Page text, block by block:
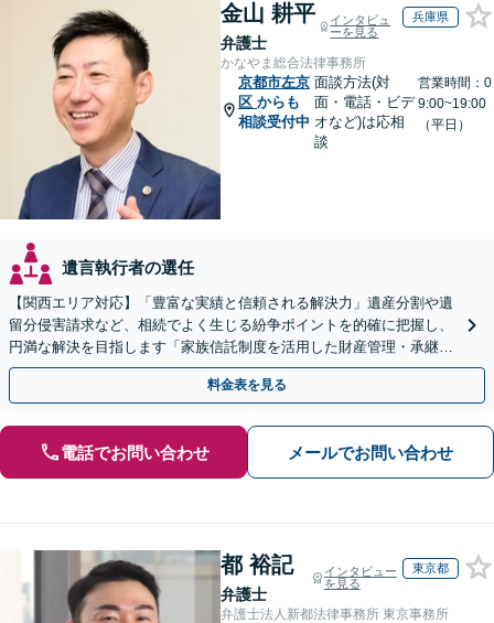
金山 耕平
弁護士
インタビュ
ーを見る
兵庫県
かなやま総合法律事務所
京都市左京
区 からも
相談受付中
面談方法(対
面・電話・ビデ
オなど)は応相
談
営業時間：0
9:00~19:00
（平日）
遺言執行者の選任
【関西エリア対応】「豊富な実績と信頼される解決力」遺産分割や遺
留分侵害請求など、相続でよく生じる紛争ポイントを的確に把握し、
円満な解決を目指します「家族信託制度を活用した財産管理・承継プ
ランのご提案」「次世代へ想いを託す円滑な事業承継」
料金表を見る
電話でお問い合わせ メールでお問い合わせ
都 裕記
弁護士
インタビュー
を見る
東京都
弁護士法人新都法律事務所 東京事務所